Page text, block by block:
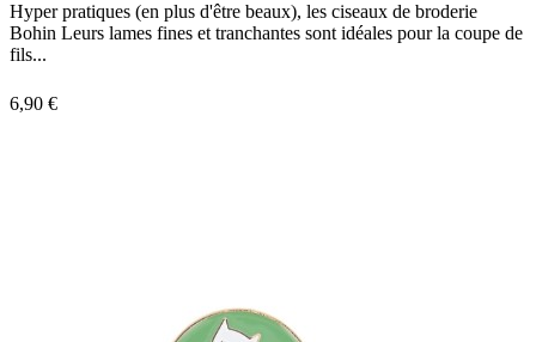
Hyper pratiques (en plus d'être beaux), les ciseaux de broderie
Bohin Leurs lames fines et tranchantes sont idéales pour la coupe de
fils...
6,90 €